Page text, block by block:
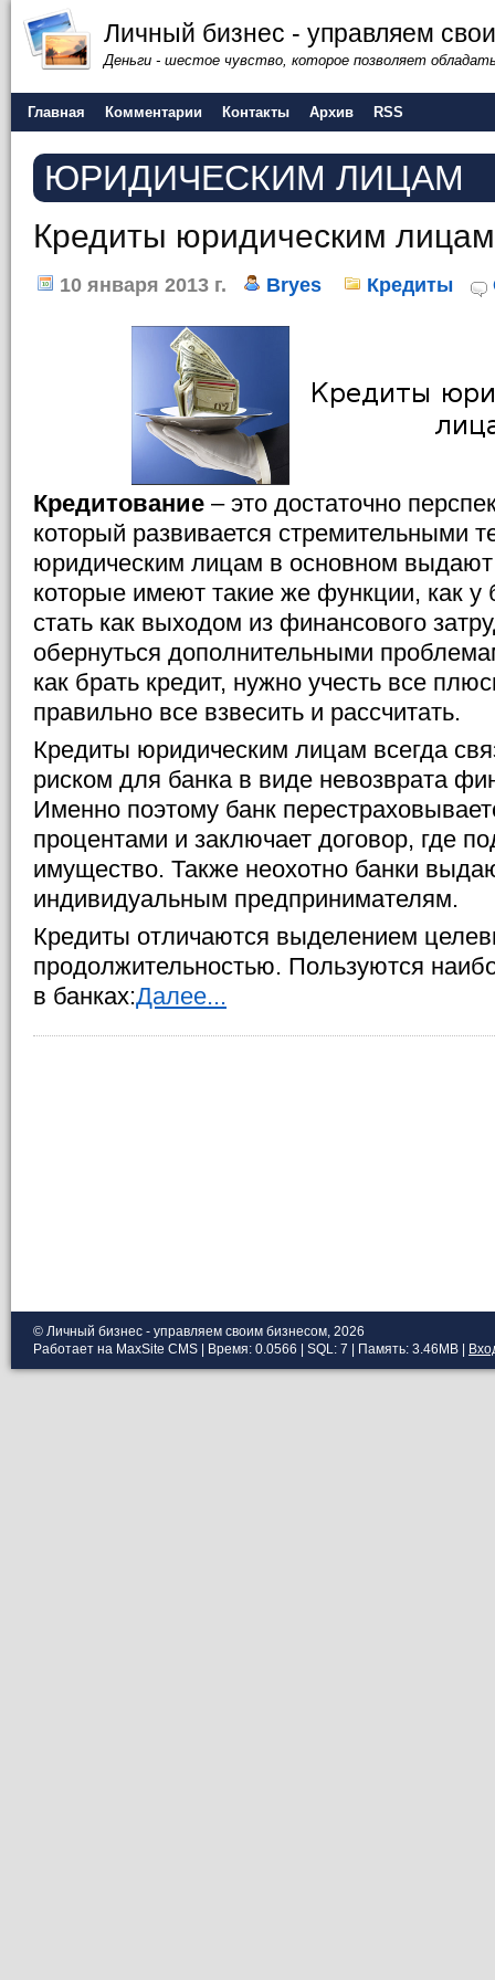
Личный бизнес - управляем
Деньги - шестое чувство, которое позволяет
Главная Комментарии Контакты Архив RSS
ЮРИДИЧЕСКИМ ЛИЦАМ
Кредиты юридическим лицам
10 января 2013 г. Bryes Кредиты
Кредитование – это достаточно
который развивается стремительными
юридическим лицам в основном выдают
которые имеют такие же функции, как у
стать как выходом из финансового
обернуться дополнительными
как брать кредит, нужно учесть все
правильно все взвесить и рассчитать.
Кредиты юридическим лицам всегда
риском для банка в виде невозврата
Именно поэтому банк
процентами и заключает договор, где
имущество. Также неохотно банки
индивидуальным предпринимателям.
Кредиты отличаются выделением
продолжительностью. Пользуются
в банках:Далее...
© Личный бизнес - управляем своим бизнесом, 2026
Работает на MaxSite CMS | Время: 0.0566 | SQL: 7 | Память: 3.46MB